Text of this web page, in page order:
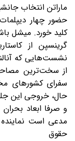
حضور چهار
کلید خورد. میشل
گرینسپن از
نشست‌هایی که
از سخت‌ترین
سفرای کشورهای
حال، خروجی این
و صرفا ابعاد
مدعی است
حقوق